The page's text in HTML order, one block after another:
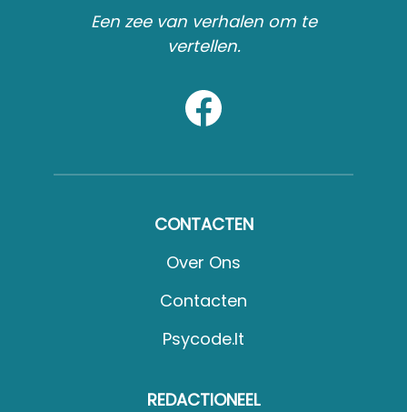
Een zee van verhalen om te
vertellen.
CONTACTEN
Over Ons
Contacten
Psycode.it
REDACTIONEEL